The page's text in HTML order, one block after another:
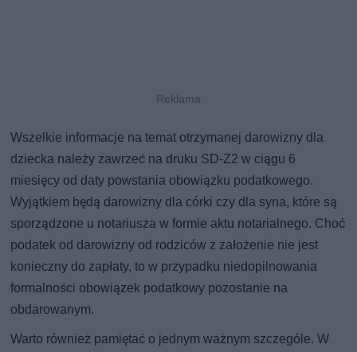
Wszelkie informacje na temat otrzymanej darowizny dla
dziecka należy zawrzeć na druku SD-Z2 w ciągu 6
miesięcy od daty powstania obowiązku podatkowego.
Wyjątkiem będą darowizny dla córki czy dla syna, które są
sporządzone u notariusza w formie aktu notarialnego. Choć
podatek od darowizny od rodziców z założenie nie jest
konieczny do zapłaty, to w przypadku niedopilnowania
formalności obowiązek podatkowy pozostanie na
obdarowanym.
Warto również pamiętać o jednym ważnym szczególe. W